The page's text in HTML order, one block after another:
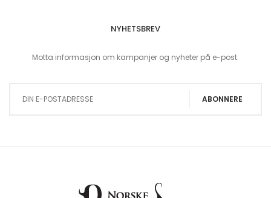
NYHETSBREV
Motta informasjon om kampanjer og nyheter på e-post.
ABONNERE